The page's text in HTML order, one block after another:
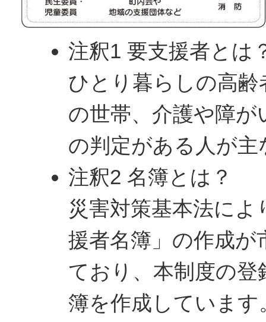
注釈1 要支援者とは
ひとり暮らしの高
の世帯、介護や障が
の判定がある人が主
注釈2 名簿とは？
災害対策基本法によ
援者名簿」の作成が
ており、本制度の登
簿を作成しています